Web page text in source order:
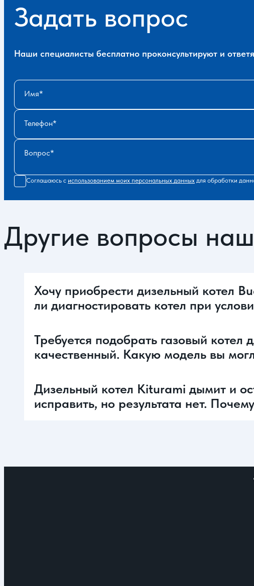
Задать вопрос
Наши специалисты бесплатно проконсультируют и
Имя
Телефон
Вопрос
Соглашаюсь с использованием моих персональных данных для обработки
Другие вопросы
Хочу приобрести дизельный котел
ли диагностировать котел при
Требуется подобрать газовый
качественный. Какую модель вы
Дизельный котел Kiturami дымит и
исправить, но результата нет.